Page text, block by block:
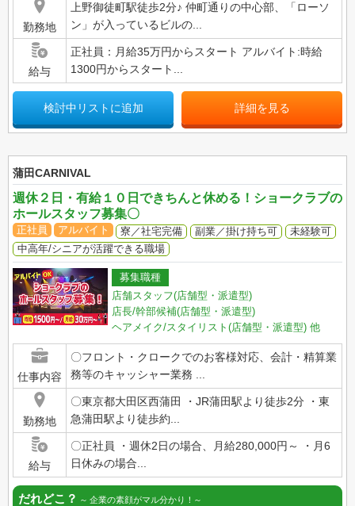
勤務地
上野御徒町駅徒歩2分♪ 仲町通りの中心部、「ローソ
ン」が入っているビルの...
給与
正社員：月給35万円からスタート アルバイト:時給
1300円からスタート...
検討中リストに追加 詳細を見る
蒲田CARNIVAL
週休２日・有給１０日できちんと休める！ショークラブの
ホールスタッフ募集〇
正社員 アルバイト 寮／社宅完備 副業／掛け持ち可
未経験可
中高年/シニアが活躍できる職場
募集職種
店舗スタッフ(店舗型・派遣型)
店長/幹部候補(店舗型・派遣型)
ヘアメイク/スタイリスト(店舗型・派遣型) 他
仕事内容
〇フロント・クロークでのお客様対応、会計・精算業
務等のキャッシャー業務 ...
勤務地
〇東京都大田区西蒲田 ・JR蒲田駅より徒歩2分 ・東
急蒲田駅より徒歩約...
給与
〇正社員 ・週休2日の場合、月給280,000円～ ・月6
日休みの場合...
だれどこ？ 企業の素顔がマル分かり！